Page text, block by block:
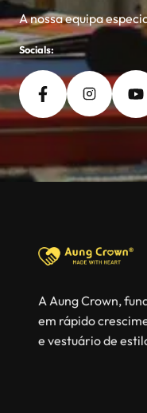
A nossa equipa
Socials:
A Aung Crown,
em rápido
e vestuário de